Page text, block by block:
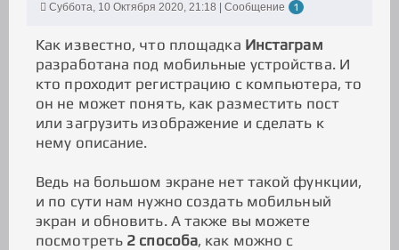
Суббота, 10 Октября 2020, 21:18 | Сообщение
1
Как известно, что площадка Инстаграм
разработана под мобильные устройства. И
кто проходит регистрацию с компьютера, то
он не может понять, как разместить пост
или загрузить изображение и сделать к
нему описание.
Ведь на большом экране нет такой функции,
и по сути нам нужно создать мобильный
экран и обновить. А также вы можете
посмотреть 2 способа, как можно с